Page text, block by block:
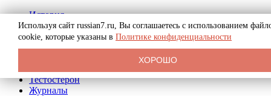
История
Биография
Криминал
Реклама на сайте
Тестостерон
Журналы
Используя сайт russian7.ru, Вы соглашаетесь с использованием
cookie, которые указаны в Политике конфиденциальности
ХОРОШО